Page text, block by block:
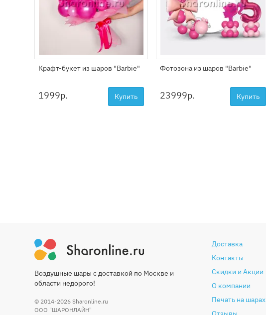
Крафт-букет из шаров "Barbie"
1999р. Купить
Фотозона из шаров "Barbie"
23999р. Купить
Воздушные шары с доставкой по Москве и
области недорого!
© 2014-2026 Sharonline.ru
ООО "ШАРОНЛАЙН"
Доставка
Контакты
Скидки и Акции
О компании
Печать на шарах